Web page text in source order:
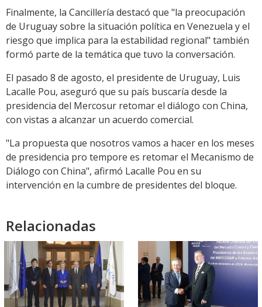
Finalmente, la Cancillería destacó que "la preocupación
de Uruguay sobre la situación política en Venezuela y el
riesgo que implica para la estabilidad regional" también
formó parte de la temática que tuvo la conversación.
El pasado 8 de agosto, el presidente de Uruguay, Luis
Lacalle Pou, aseguró que su país buscaría desde la
presidencia del Mercosur retomar el diálogo con China,
con vistas a alcanzar un acuerdo comercial.
"La propuesta que nosotros vamos a hacer en los meses
de presidencia pro tempore es retomar el Mecanismo de
Diálogo con China", afirmó Lacalle Pou en su
intervención en la cumbre de presidentes del bloque.
Relacionadas